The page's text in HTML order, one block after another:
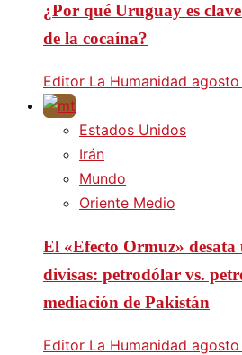
¿Por qué Uruguay es
de la cocaína?
Editor La Humanidad agosto
Estados Unidos
Irán
Mundo
Oriente Medio
El «Efecto Ormuz»
divisas: petrodólar vs.
mediación de Pakistán
Editor La Humanidad